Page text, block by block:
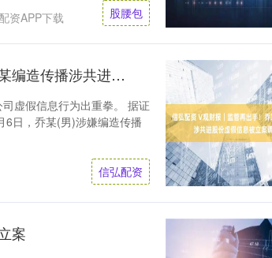
资APP下载 股腰包
信弘配资 V观财报｜监管再出手！乔某编造传播涉共进股份虚假信息被立案调查
虚假信息行为出重拳。 据证
6日，乔某(男)涉嫌编造传播
信弘配资
案